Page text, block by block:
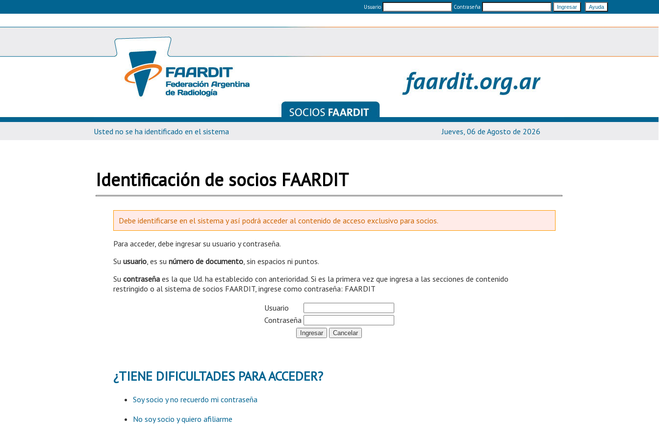
Usuario Contraseña
Usted no se ha identificado en el sistema Jueves, 06 de Agosto de 2026
Identificación de socios FAARDIT
Debe identificarse en el sistema y así podrá acceder al contenido de acceso exclusivo para socios.
Para acceder, debe ingresar su usuario y contraseña.
Su usuario, es su número de documento, sin espacios ni puntos.
Su contraseña es la que Ud. ha establecido con anterioridad. Si es la primera vez que ingresa a las secciones de contenido
restringido o al sistema de socios FAARDIT, ingrese como contraseña: FAARDIT
Usuario
Contraseña
¿TIENE DIFICULTADES PARA ACCEDER?
Soy socio y no recuerdo mi contraseña
No soy socio y quiero afiliarme